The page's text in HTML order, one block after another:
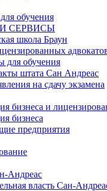
обучения
СЕРВИСЫ
школа Браун
обучения
штата Сан Андреас
на сдачу экзамена
бизнеса и
бизнеса
предприятия
Андреас
власть Сан-